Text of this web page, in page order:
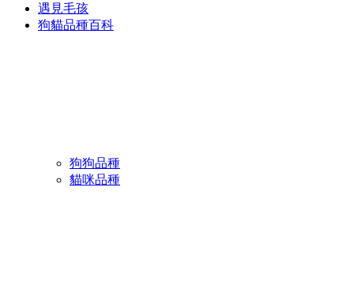
遇見毛孩
狗貓品種百科
狗狗品種
貓咪品種